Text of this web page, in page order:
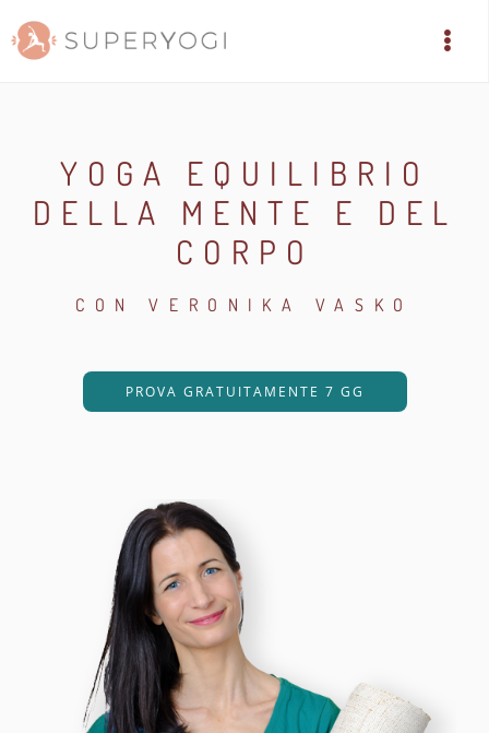
YOGA EQUILIBRIO
DELLA MENTE E DEL
CORPO
CON VERONIKA VASKO
PROVA GRATUITAMENTE 7 GG